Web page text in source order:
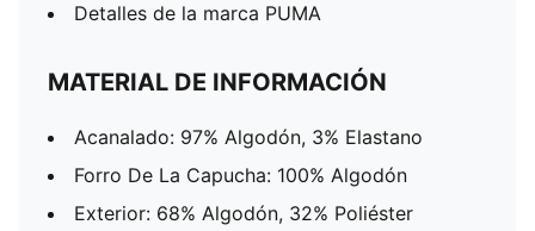
Detalles de la marca PUMA
MATERIAL DE INFORMACIÓN
Acanalado: 97% Algodón, 3% Elastano
Forro De La Capucha: 100% Algodón
Exterior: 68% Algodón, 32% Poliéster